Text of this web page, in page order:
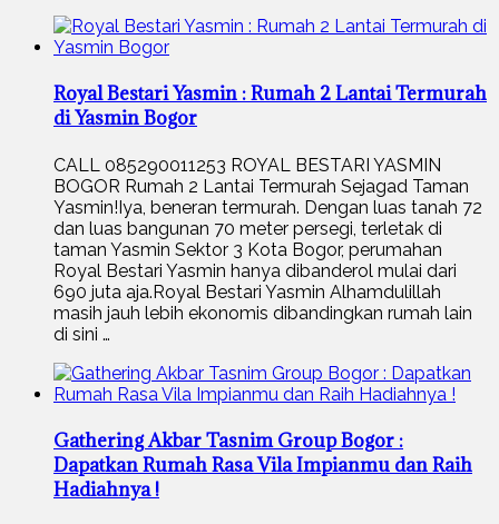
Royal Bestari Yasmin : Rumah 2 Lantai Termurah
di Yasmin Bogor
CALL 085290011253 ROYAL BESTARI YASMIN
BOGOR Rumah 2 Lantai Termurah Sejagad Taman
Yasmin!Iya, beneran termurah. Dengan luas tanah 72
dan luas bangunan 70 meter persegi, terletak di
taman Yasmin Sektor 3 Kota Bogor, perumahan
Royal Bestari Yasmin hanya dibanderol mulai dari
690 juta aja.Royal Bestari Yasmin Alhamdulillah
masih jauh lebih ekonomis dibandingkan rumah lain
di sini …
Gathering Akbar Tasnim Group Bogor :
Dapatkan Rumah Rasa Vila Impianmu dan Raih
Hadiahnya !